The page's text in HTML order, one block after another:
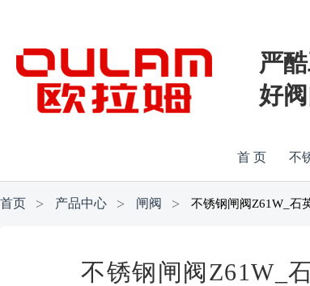
严
好
首 页 不
首页 产品中心 闸阀 不锈钢闸阀Z61W_石
不锈钢闸阀Z61W_